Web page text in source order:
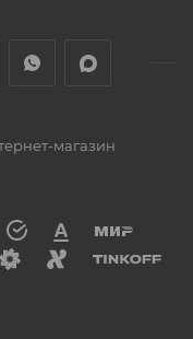
магазин